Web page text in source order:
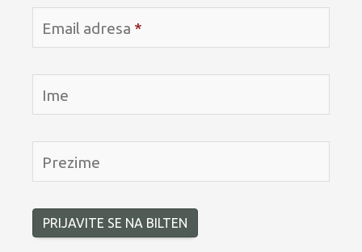
Email adresa *
Ime
Prezime
PRIJAVITE SE NA BILTEN